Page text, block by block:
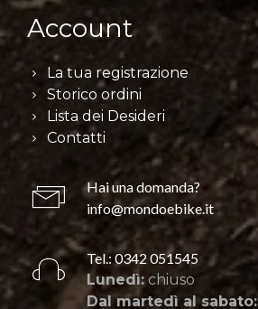
Account
La tua registrazione
Storico ordini
Lista dei Desideri
Contatti
Hai una domanda?
info@mondoebike.it
Tel.: 0342 051545
Lunedì: chiuso
Dal martedì al sabato: